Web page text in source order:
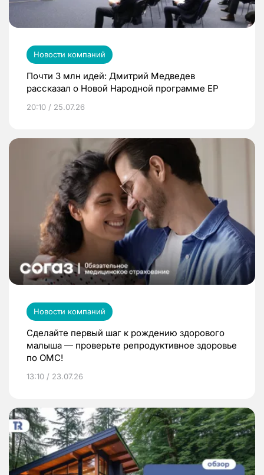
Новости компаний
Почти 3 млн идей: Дмитрий Медведев
рассказал о Новой Народной программе ЕР
20:10 / 25.07.26
Новости компаний
Сделайте первый шаг к рождению здорового
малыша — проверьте репродуктивное здоровье
по ОМС!
13:10 / 23.07.26